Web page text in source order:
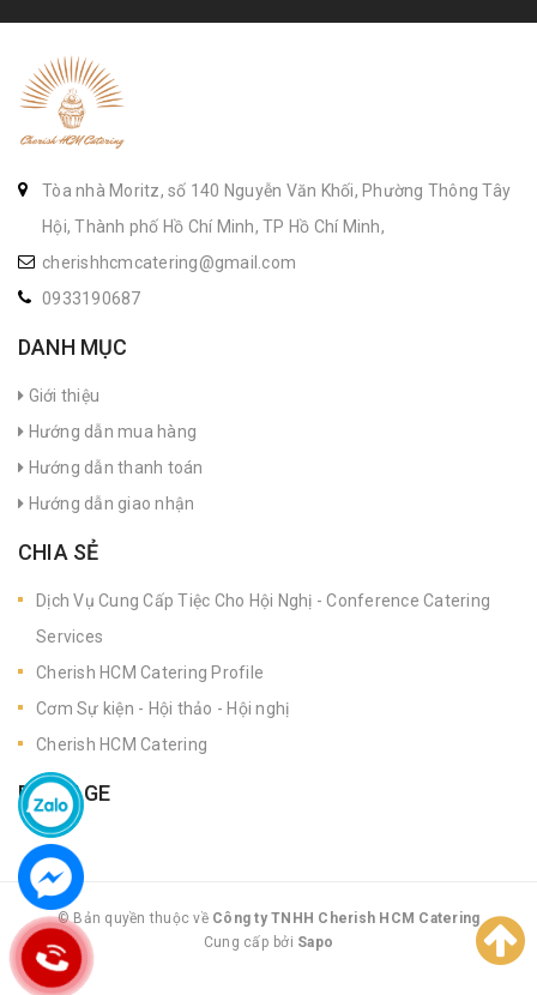
Tòa nhà Moritz, số 140 Nguyễn Văn Khối, Phường Thông Tây
Hội, Thành phố Hồ Chí Minh, TP Hồ Chí Minh,
cherishhcmcatering@gmail.com
0933190687
DANH MỤC
Giới thiệu
Hướng dẫn mua hàng
Hướng dẫn thanh toán
Hướng dẫn giao nhận
CHIA SẺ
Dịch Vụ Cung Cấp Tiệc Cho Hội Nghị - Conference Catering
Services
Cherish HCM Catering Profile
Cơm Sự kiện - Hội thảo - Hội nghị
Cherish HCM Catering
FANPAGE
© Bản quyền thuộc về Công ty TNHH Cherish HCM Catering
|
Cung cấp bởi Sapo